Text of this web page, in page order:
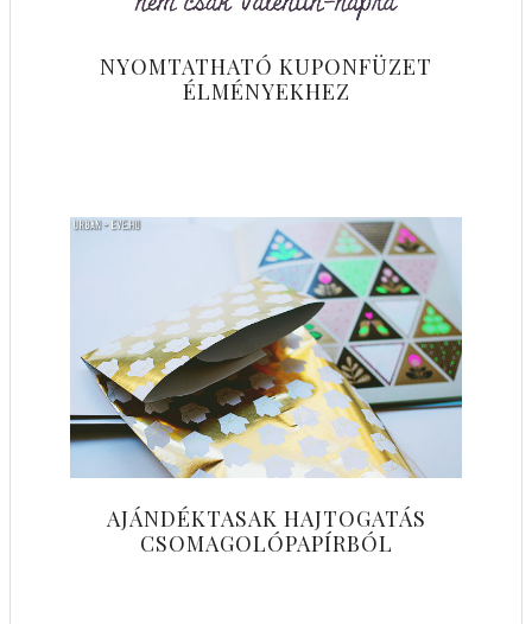
NYOMTATHATÓ KUPONFÜZET
ÉLMÉNYEKHEZ
AJÁNDÉKTASAK HAJTOGATÁS
CSOMAGOLÓPAPÍRBÓL